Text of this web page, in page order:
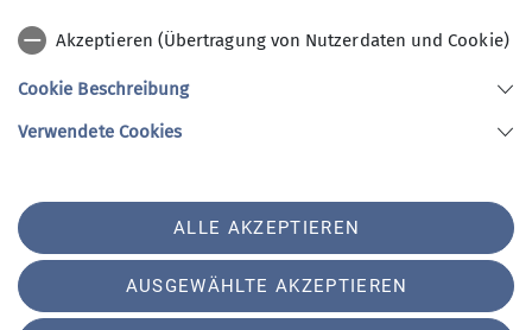
Akzeptieren (Übertragung von Nutzerdaten und Cookie)
Cookie Beschreibung
Verwendete Cookies
ALLE AKZEPTIEREN
AUSGEWÄHLTE AKZEPTIEREN